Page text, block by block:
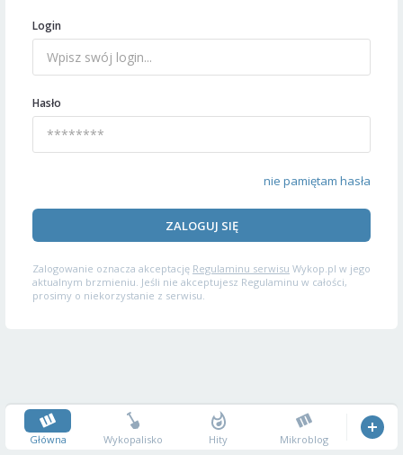
Login
Hasło
nie pamiętam hasła
ZALOGUJ SIĘ
Zalogowanie oznacza akceptację Regulaminu serwisu Wykop.pl w jego
aktualnym brzmieniu. Jeśli nie akceptujesz Regulaminu w całości,
prosimy o niekorzystanie z serwisu.
Główna Wykopalisko Hity Mikroblog